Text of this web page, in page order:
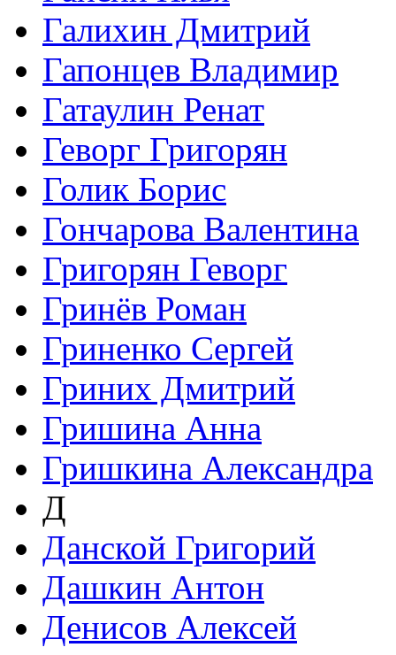
Галихин Дмитрий
Гапонцев Владимир
Гатаулин Ренат
Геворг Григорян
Голик Борис
Гончарова Валентина
Григорян Геворг
Гринёв Роман
Гриненко Сергей
Гриних Дмитрий
Гришина Анна
Гришкина Александра
Д
Данской Григорий
Дашкин Антон
Денисов Алексей